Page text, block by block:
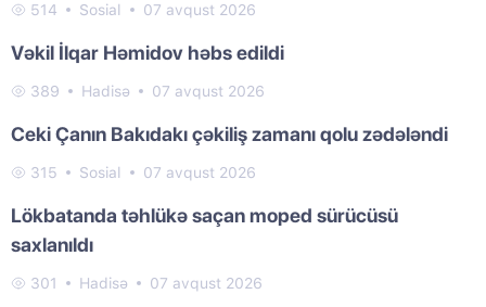
514 Sosial 07 avqust 2026
Vəkil İlqar Həmidov həbs edildi
389 Hadisə 07 avqust 2026
Ceki Çanın Bakıdakı çəkiliş zamanı qolu zədələndi
315 Sosial 07 avqust 2026
Lökbatanda təhlükə saçan moped sürücüsü
saxlanıldı
301 Hadisə 07 avqust 2026